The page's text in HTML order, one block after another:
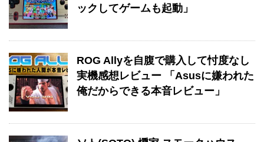
ックしてゲームも起動」
ROG Allyを自腹で購入して忖度なし
実機感想レビュー 「Asusに嫌われた
俺だからできる本音レビュー」